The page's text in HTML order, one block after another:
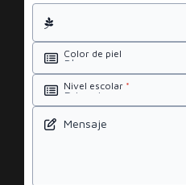
Color de piel
Nivel escolar *
Mensaje